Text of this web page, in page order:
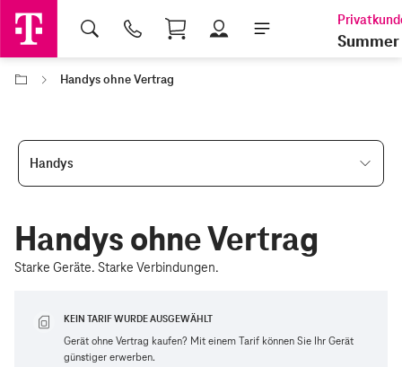
Shopping Cart
Summer
Handys ohne Vertrag
Handys
Handys ohne Vertrag
Starke Geräte. Starke Verbindungen.
KEIN TARIF WURDE AUSGEWÄHLT
Gerät ohne Vertrag kaufen? Mit einem Tarif können Sie Ihr Gerät
günstiger erwerben.